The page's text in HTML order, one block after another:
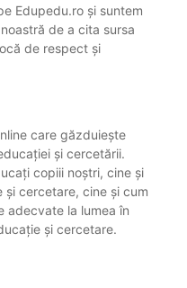
Edupedu.ro și suntem
de a cita sursa
de respect și
care găzduiește
și cercetării.
copiii noștri, cine și
cercetare, cine și cum
adecvate la lumea în
și cercetare.